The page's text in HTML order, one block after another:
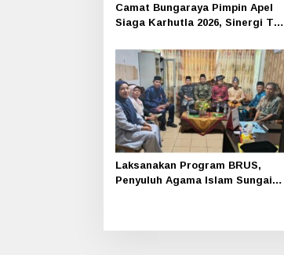
Camat Bungaraya Pimpin Apel
Siaga Karhutla 2026, Sinergi TNI-
Masyarakat Dikuatkan
Laksanakan Program BRUS,
Penyuluh Agama Islam Sungai